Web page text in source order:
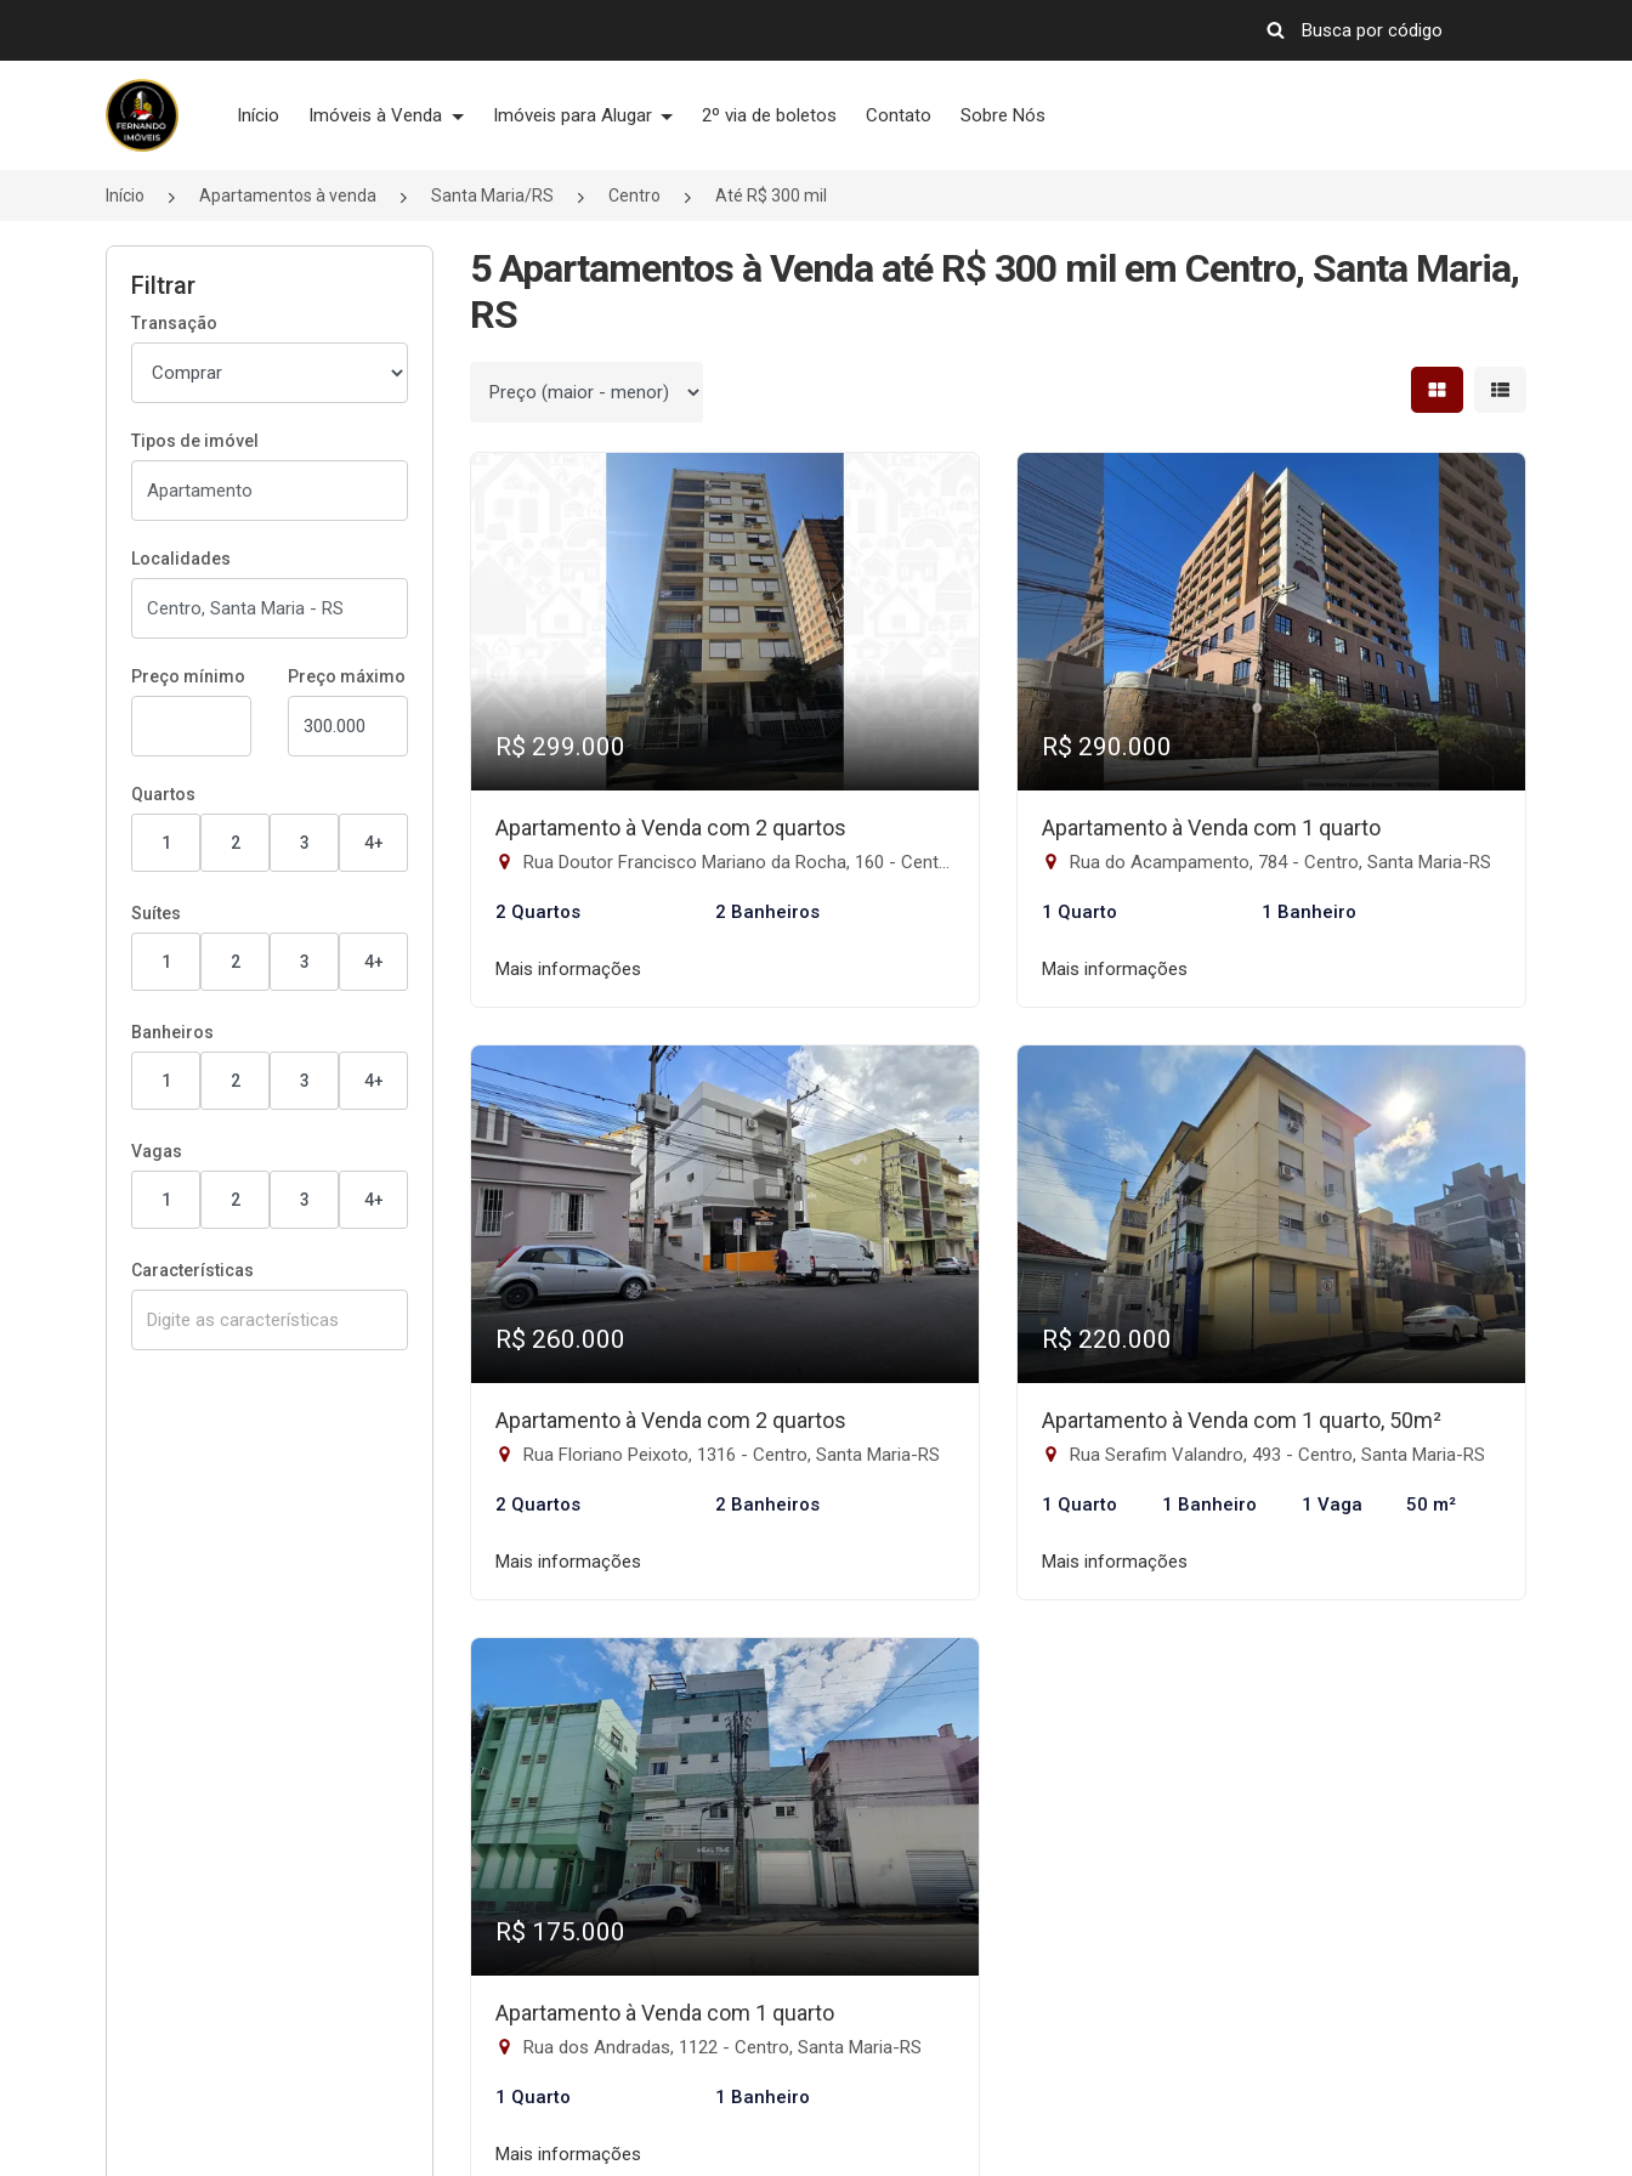
Página inicial
Início Imóveis à Venda Imóveis para Alugar 2º via de boletos Contato Sobre Nós
Início Apartamentos à venda Santa Maria/RS Centro Até R$ 300 mil
Filtrar
Transação
Tipos de imóvel
Localidades
Preço mínimo Preço máximo
Quartos
1 2 3 4+
Suítes
1 2 3 4+
Banheiros
1 2 3 4+
Vagas
1 2 3 4+
Características
5 Apartamentos à Venda até R$ 300 mil em Centro, Santa Maria,
RS
Ordenar por Mostrar resultados em
Mostrar
R$ 299.000
Apartamento à Venda com 2 quartos
Rua Doutor Francisco Mariano da Rocha, 160 - Centro, Santa Maria-RS
2 Quartos 2 Banheiros
Mais informações
R$ 290.000
Apartamento à Venda com 1 quarto
Rua do Acampamento, 784 - Centro, Santa Maria-RS
1 Quarto 1 Banheiro
Mais informações
R$ 260.000
Apartamento à Venda com 2 quartos
Rua Floriano Peixoto, 1316 - Centro, Santa Maria-RS
2 Quartos 2 Banheiros
Mais informações
R$ 220.000
Apartamento à Venda com 1 quarto, 50m²
Rua Serafim Valandro, 493 - Centro, Santa Maria-RS
1 Quarto 1 Banheiro 1 Vaga 50 m²
Mais informações
R$ 175.000
Apartamento à Venda com 1 quarto
Rua dos Andradas, 1122 - Centro, Santa Maria-RS
1 Quarto 1 Banheiro
Mais informações